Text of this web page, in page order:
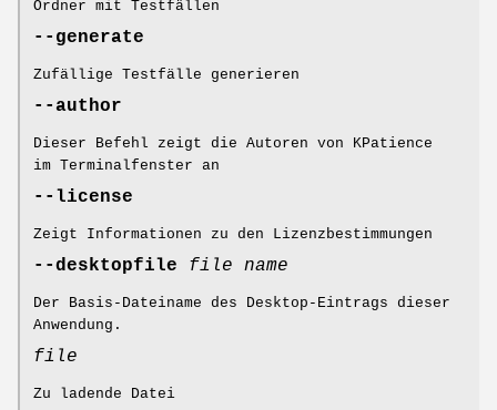
Ordner mit Testfällen
--generate
Zufällige Testfälle generieren
--author
Dieser Befehl zeigt die Autoren von KPatience
im Terminalfenster an
--license
Zeigt Informationen zu den Lizenzbestimmungen
--desktopfile file name
Der Basis-Dateiname des Desktop-Eintrags dieser
Anwendung.
file
Zu ladende Datei